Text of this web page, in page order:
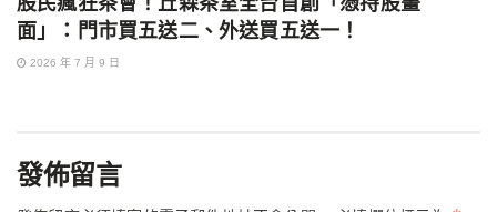
面」：門市買五送二、外送買五送一！
2026 年 7 月 9 日
發佈留言